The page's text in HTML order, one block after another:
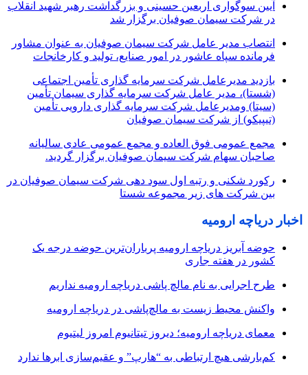
آیین سوگواری اربعین حسینی و بزرگداشت رهبر شهید انقلاب
در شرکت سیمان صوفیان برگزار شد
انتصاب مدیر عامل شرکت سیمان صوفیان به عنوان مشاور
فرمانده سپاه عاشور در امور صنایع، تولید و کارخانجات
بازدید مدیرعامل شرکت سرمایه گذاری تأمین اجتماعی
(شستا)، مدیر عامل شرکت سرمایه گذاری سیمان تأمین
(سیتا) ومدیرعامل شرکت سرمایه گذاری دارویی تأمین
(تیپیکو) از شرکت سیمان صوفیان
مجمع عمومی فوق العاده و مجمع عمومی عادی سالیانه
صاحبان سهام شرکت سیمان صوفیان برگزار گردید.
رکورد شکنی و رتبه اول سود دهی شرکت سیمان صوفیان در
بین شرکت های زیر مجموعه شستا
اخبار دریاچه ارومیه
حوضه آبریز دریاچه ارومیه پرباران‌ترین حوضه‌ درجه یک
کشور در هفته جاری
طرح اجرایی به نام مالچ پاشی دریاچه ارومیه نداریم
واکنش محیط زیست به مالچ‌پاشی در دریاچه ارومیه
معمای دریاچه ارومیه؛ دیروز تیتانیوم امروز لیتیوم
کم‌بارشی هیچ ارتباطی به “هارپ” و عقیم‌سازی ابرها ندارد